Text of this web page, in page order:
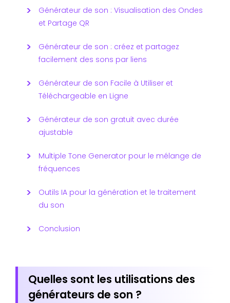
Générateur de son : Visualisation des Ondes
et Partage QR
Générateur de son : créez et partagez
facilement des sons par liens
Générateur de son Facile à Utiliser et
Téléchargeable en Ligne
Générateur de son gratuit avec durée
ajustable
Multiple Tone Generator pour le mélange de
fréquences
Outils IA pour la génération et le traitement
du son
Conclusion
Quelles sont les utilisations des
générateurs de son ?